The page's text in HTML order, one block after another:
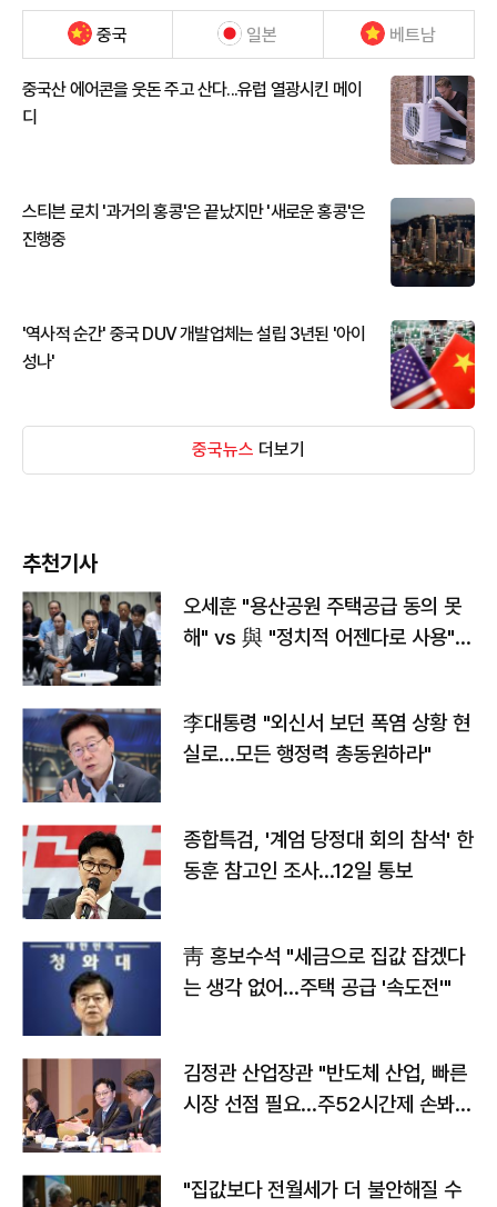
중국 일본 베트남
중국산 에어콘을 웃돈 주고 산다...유럽 열광시킨 메이
디
스티븐 로치 '과거의 홍콩'은 끝났지만 '새로운 홍콩'은
진행중
'역사적 순간' 중국 DUV 개발업체는 설립 3년된 '아이
성나'
중국뉴스 더보기
추천기사
오세훈 "용산공원 주택공급 동의 못
해" vs 與 "정치적 어젠다로 사용"
李대통령 "외신서 보던 폭염 상황 현
실로…모든 행정력 총동원하라"
종합특검, '계엄 당정대 회의 참석' 한
동훈 참고인 조사...12일 통보
靑 홍보수석 "세금으로 집값 잡겠다
는 생각 없어…주택 공급 '속도전'"
김정관 산업장관 "반도체 산업, 빠른
시장 선점 필요…주52시간제 손봐
"집값보다 전월세가 더 불안해질 수